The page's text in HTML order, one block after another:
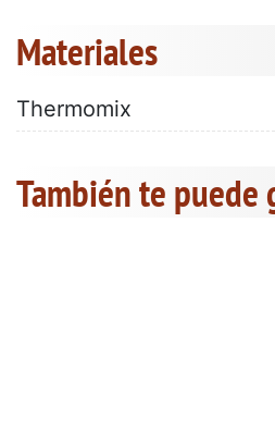
Materiales
Thermomix
También te puede